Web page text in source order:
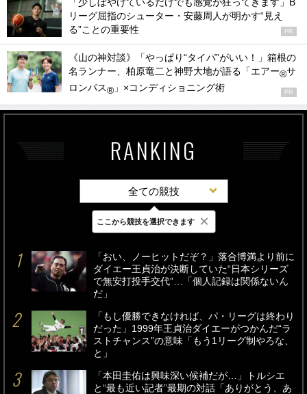
「少しぼやけているだけでも感覚が狂ってきます」B
リーグ屈指のシューター・安藤周人が明かす“見え
る”ことの重要性
PR
《山の神対談》「やっぱり“タイパ”がいい！」箱根の
名ランナー、柏原竜二と神野大地が語る「エアー®サ
ロンパス® 」×コンディショニング術 PR
RANKING
全ての競技
最新 24時間 週間
「おい、ノーヒットだぞ？」落合博満より前に
ダイエー王貞治が決断していた“日本シリーズ
で無安打投手交代”…「個人記録は関係ないん
だ」
「もし優勝できなければ、パ・リーグは終わり
だった」1999年王貞治ダイエーがつかんだ“ラ
ストチャンス”の意味「もう1リーグ制やろな、
と」
「本田圭佑は興味深い候補だが…」トルシエ
と“最も近い記者”最期の対話「ありがとう、あ
ここから競技を選択できます ×